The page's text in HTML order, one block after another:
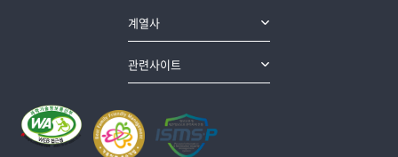
계열사
관련사이트